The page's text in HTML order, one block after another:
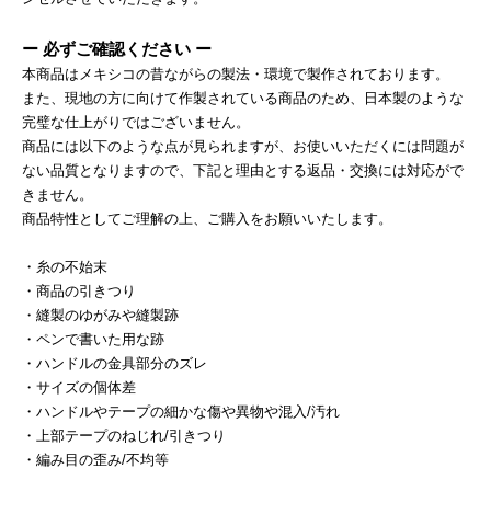
ー 必ずご確認ください ー
本商品はメキシコの昔ながらの製法・環境で製作されております。
また、現地の方に向けて作製されている商品のため、日本製のような
完璧な仕上がりではございません。
商品には以下のような点が見られますが、お使いいただくには問題が
ない品質となりますので、下記と理由とする返品・交換には対応がで
きません。
商品特性としてご理解の上、ご購入をお願いいたします。
・糸の不始末
・商品の引きつり
・縫製のゆがみや縫製跡
・ペンで書いた用な跡
・ハンドルの金具部分のズレ
・サイズの個体差
・ハンドルやテープの細かな傷や異物や混入/汚れ
・上部テープのねじれ/引きつり
・編み目の歪み/不均等